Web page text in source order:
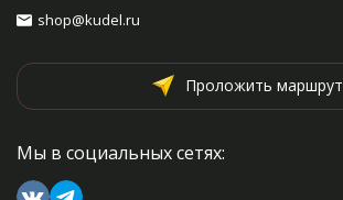
shop@kudel.ru
Проложить маршрут
Мы в социальных сетях: